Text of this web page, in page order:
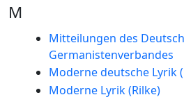
M
Mitteilungen des
Germanistenverbandes
Moderne deutsche Lyrik
Moderne Lyrik (Rilke)